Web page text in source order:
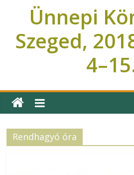
Ünnepi
Szeged,
Rendhagyó óra